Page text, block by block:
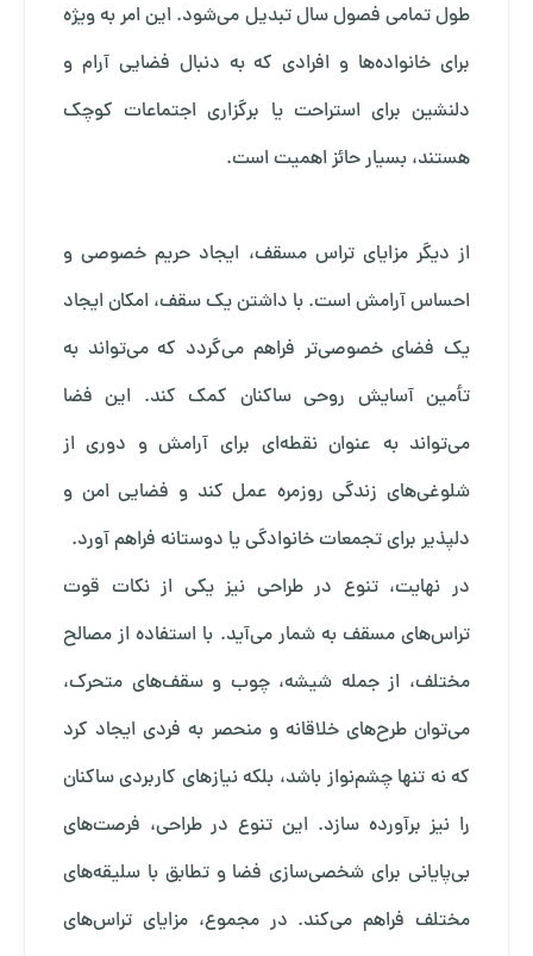
طول تمامی فصول سال تبدیل می‌شود. این امر به ویژه
برای خانواده‌ها و افرادی که به دنبال فضایی آرام و
دلنشین برای استراحت یا برگزاری اجتماعات کوچک
هستند، بسیار حائز اهمیت است.
از دیگر مزایای تراس مسقف، ایجاد حریم خصوصی و
احساس آرامش است. با داشتن یک سقف، امکان ایجاد
یک فضای خصوصی‌تر فراهم می‌گردد که می‌تواند به
تأمین آسایش روحی ساکنان کمک کند. این فضا
می‌تواند به عنوان نقطه‌ای برای آرامش و دوری از
شلوغی‌های زندگی روزمره عمل کند و فضایی امن و
دلپذیر برای تجمعات خانوادگی یا دوستانه فراهم آورد.
در نهایت، تنوع در طراحی نیز یکی از نکات قوت
تراس‌های مسقف به شمار می‌آید. با استفاده از مصالح
مختلف، از جمله شیشه، چوب و سقف‌های متحرک،
می‌توان طرح‌های خلاقانه و منحصر به فردی ایجاد کرد
که نه تنها چشم‌نواز باشد، بلکه نیازهای کاربردی ساکنان
را نیز برآورده سازد. این تنوع در طراحی، فرصت‌های
بی‌پایانی برای شخصی‌سازی فضا و تطابق با سلیقه‌های
مختلف فراهم می‌کند. در مجموع، مزایای تراس‌های